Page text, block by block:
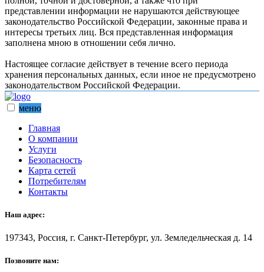
представлении информации не нарушаются действующее
законодательство Российской Федерации, законные права и
интересы третьих лиц. Вся представленная информация
заполнена мною в отношении себя лично.
Настоящее согласие действует в течение всего периода
хранения персональных данных, если иное не предусмотрено
законодательством Российской Федерации.
меню
Главная
О компании
Услуги
Безопасность
Карта сетей
Потребителям
Контакты
Наш адрес:
197343, Россия, г. Санкт-Петербург, ул. Земледельческая д. 14
Позвоните нам: